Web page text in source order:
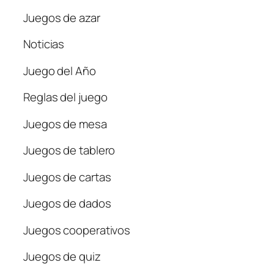
Juegos de azar
Noticias
Juego del Año
Reglas del juego
Juegos de mesa
Juegos de tablero
Juegos de cartas
Juegos de dados
Juegos cooperativos
Juegos de quiz